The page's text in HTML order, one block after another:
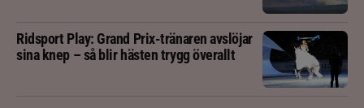
Ridsport Play: Grand Prix-tränaren avslöjar
sina knep – så blir hästen trygg överallt